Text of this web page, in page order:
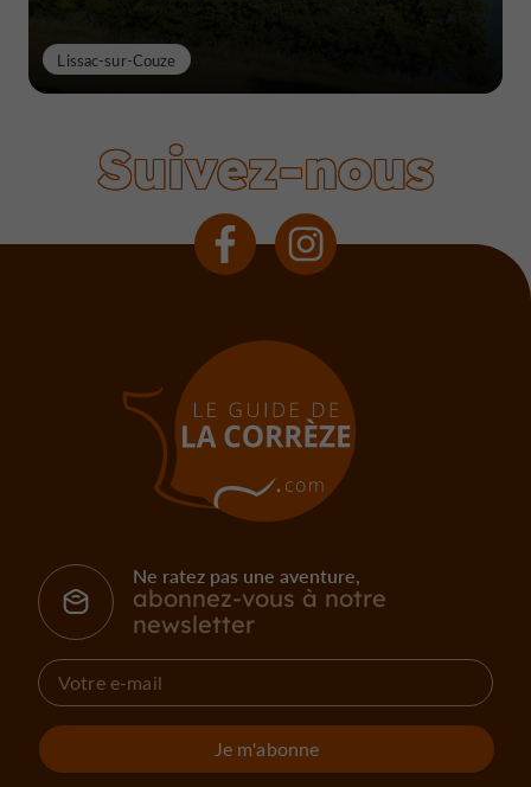
Lissac-sur-Couze
Suivez-nous
Ne ratez pas une aventure,
abonnez-vous à notre
newsletter
Je m'abonne